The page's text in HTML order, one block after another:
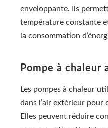
enveloppante. Ils
température constante
la consommation
Pompe à chaleur
Les pompes à chaleur
dans l’air extérieur
Elles peuvent réduire